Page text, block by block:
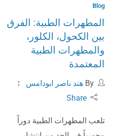
Blog
المطهرات الطبية: الفرق
بين الكحول، الكلور،
والمطهرات الطبية
المعتمدة
هند ناصر ابودامس
Share
تلعب المطهرات الطبية دوراً